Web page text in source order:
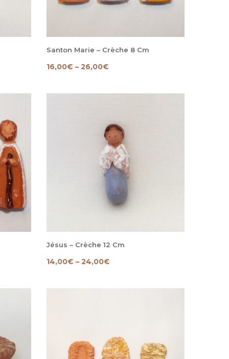
Santon Marie – Crèche 8 Cm
16,00€ – 26,00€
Jésus – Crèche 12 Cm
14,00€ – 24,00€